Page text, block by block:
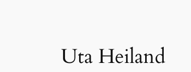
Uta Heiland